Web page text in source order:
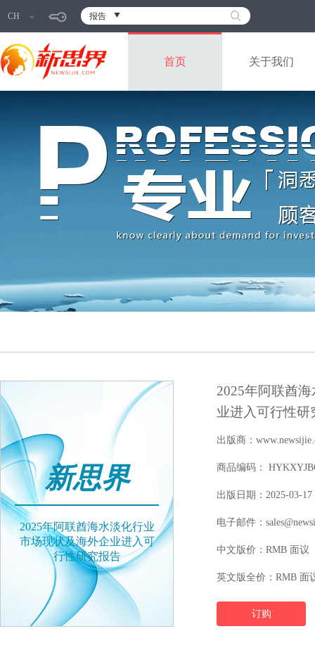
CH 报告
首页 关于我们
新思界
2025年阿联酋海水淡化行业
市场现状及海外企业进入可
行性研究报告
2025年阿联酋
业进入可行性研
出版商：
商品编码：
出版日期：2025-03-17
电子邮件：
中文版价：RMB 面议
英文版全价：RMB 面
订购